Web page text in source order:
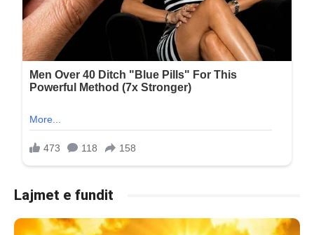
Lajmet e fundit